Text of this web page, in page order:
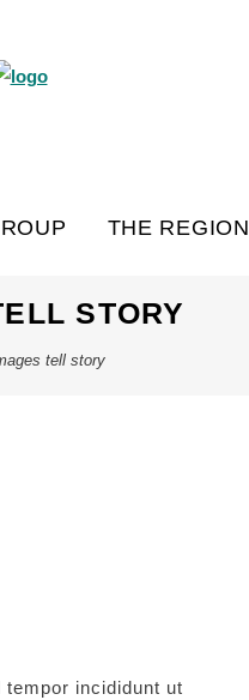
THE REGION
STORY
tell story
incididunt ut